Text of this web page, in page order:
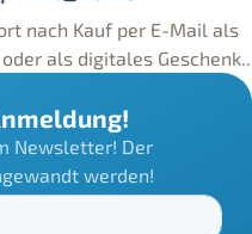
nach Kauf per E-Mail als
als digitales Geschenk..
Newsletter! Der
werden!